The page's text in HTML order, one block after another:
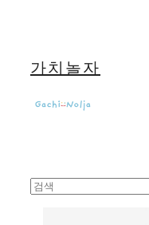
가치놀자